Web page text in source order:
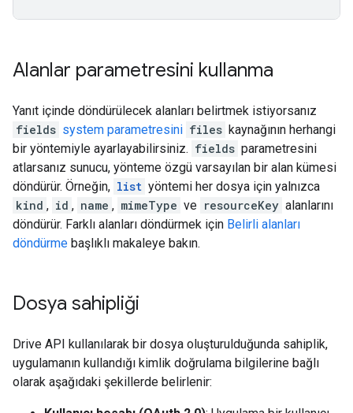
Alanlar parametresini kullanma
Yanıt içinde döndürülecek alanları belirtmek istiyorsanız
fields system parametresini files kaynağının herhangi
bir yöntemiyle ayarlayabilirsiniz. fields parametresini
atlarsanız sunucu, yönteme özgü varsayılan bir alan kümesi
döndürür. Örneğin, list yöntemi her dosya için yalnızca
kind , id , name , mimeType ve resourceKey alanlarını
döndürür. Farklı alanları döndürmek için Belirli alanları
döndürme başlıklı makaleye bakın.
Dosya sahipliği
Drive API kullanılarak bir dosya oluşturulduğunda sahiplik,
uygulamanın kullandığı kimlik doğrulama bilgilerine bağlı
olarak aşağıdaki şekillerde belirlenir: